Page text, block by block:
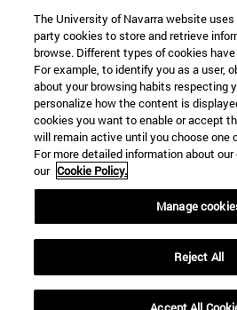
The University of Navarra website
party cookies to store and retrieve
browse. Different types of cookies
For example, to identify you as a user,
about your browsing habits respecting
personalize how the content is
cookies you want to enable or accept
will remain active until you choose one
For more detailed information about
our Cookie Policy.
Manage
Reject All